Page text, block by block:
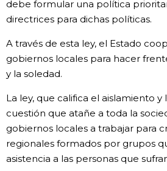
Fragmentos de Japón
Gente
Blog
Tokio
Avisos
debe formular una política
directrices para dichas políticas.
A través de esta ley, el Estado
gobiernos locales para hacer
y la soledad.
La ley, que califica el aislamiento y
cuestión que atañe a toda la
gobiernos locales a trabajar para
regionales formados por grupos
asistencia a las personas que